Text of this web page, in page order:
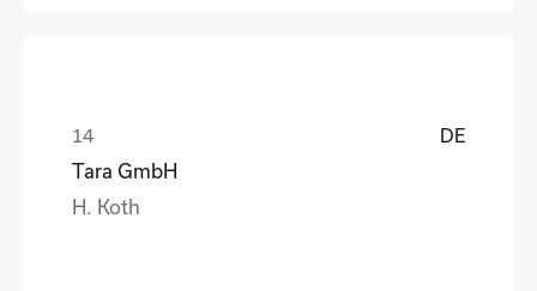
DE
Tara GmbH
H. Koth